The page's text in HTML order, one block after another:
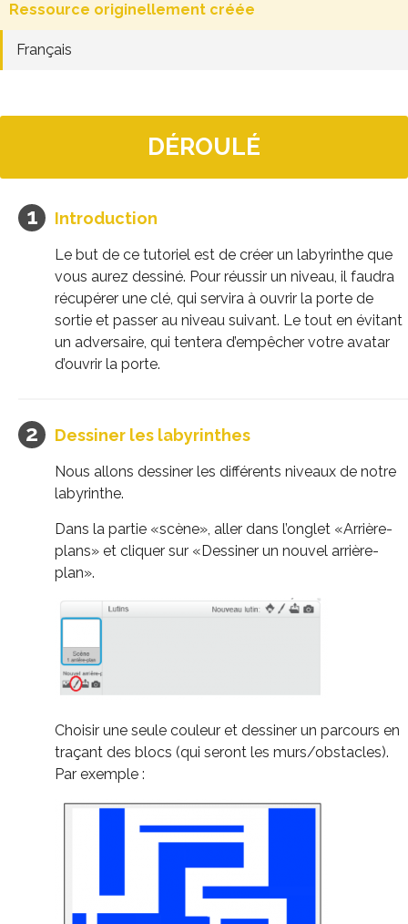
Ressource originellement créée
Français
DÉROULÉ
Introduction
Le but de ce tutoriel est de créer un labyrinthe que
vous aurez dessiné. Pour réussir un niveau, il faudra
récupérer une clé, qui servira à ouvrir la porte de
sortie et passer au niveau suivant. Le tout en évitant
un adversaire, qui tentera d’empêcher votre avatar
d’ouvrir la porte.
Dessiner les labyrinthes
Nous allons dessiner les différents niveaux de notre
labyrinthe.
Dans la partie «scène», aller dans l’onglet «Arrière-
plans» et cliquer sur «Dessiner un nouvel arrière-
plan».
Choisir une seule couleur et dessiner un parcours en
traçant des blocs (qui seront les murs/obstacles).
Par exemple :